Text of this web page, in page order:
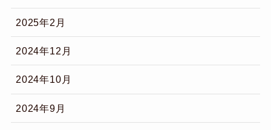
2025年2月
2024年12月
2024年10月
2024年9月